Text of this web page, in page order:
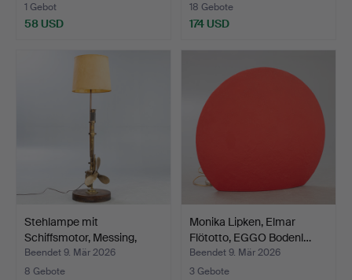
1 Gebot
58 USD
18 Gebote
174 USD
Stehlampe mit
Schiffsmotor, Messing,
Kupfe…
Beendet 9. Mär 2026
8 Gebote
Monika Lipken, Elmar
Flötotto, EGGO Bodenl…
Beendet 9. Mär 2026
3 Gebote